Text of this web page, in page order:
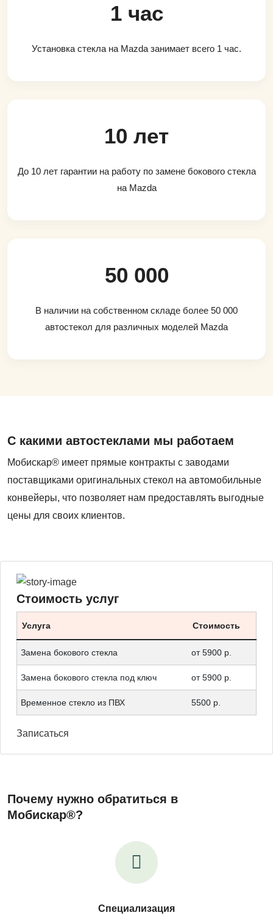
1 час
Установка стекла на Mazda занимает всего 1 час.
10 лет
До 10 лет гарантии на работу по замене бокового стекла
на Mazda
50 000
В наличии на собственном складе более 50 000
автостекол для различных моделей Mazda
С какими автостеклами мы работаем
Мобискар® имеет прямые контракты с заводами
поставщиками оригинальных стекол на автомобильные
конвейеры, что позволяет нам предоставлять выгодные
цены для своих клиентов.
Стоимость услуг
Услуга Стоимость
Замена бокового стекла от 5900 р.
Замена бокового стекла под ключ от 5900 р.
Временное стекло из ПВХ 5500 р.
Записаться
Почему нужно обратиться в
Мобискар®?
Специализация